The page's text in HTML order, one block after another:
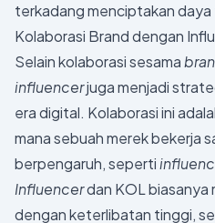
terkadang menciptakan daya
Kolaborasi Brand dengan
Selain kolaborasi sesama
influencerjuga menjadi
era digital. Kolaborasi ini
mana sebuah merek bekerja
berpengaruh, seperti
Influencerdan KOL biasanya
dengan keterlibatan tinggi,